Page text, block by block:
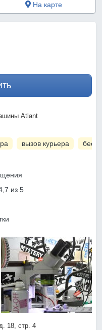
На карте
Atlant
вызов курьера
из 5
18, стр. 4